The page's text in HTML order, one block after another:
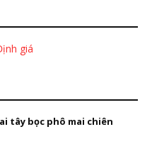
tây bọc phô mai chiên